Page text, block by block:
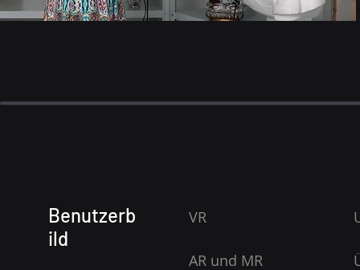
Benutzerb
ild
VR
AR und MR